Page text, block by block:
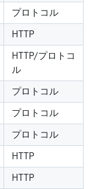
プロトコル
HTTP
HTTP/プロトコ
ル
プロトコル
プロトコル
プロトコル
HTTP
HTTP